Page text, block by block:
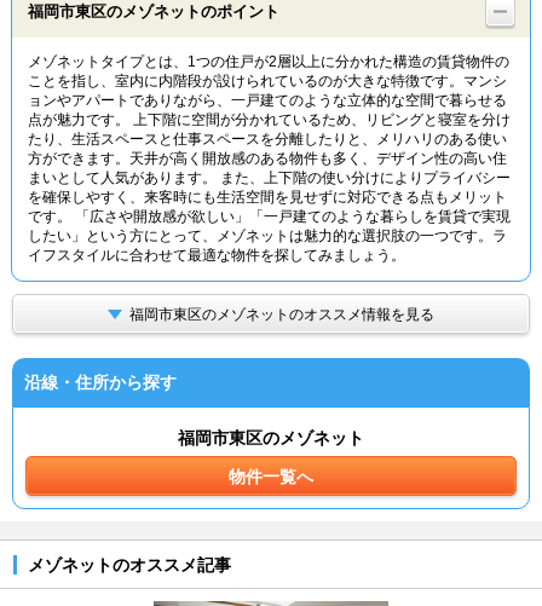
TOP
福岡市東区のメゾネットのポイント
メゾネットタイプとは、1つの住戸が2層以上に分かれた構造の賃貸物件の
ことを指し、室内に内階段が設けられているのが大きな特徴です。マンシ
ョンやアパートでありながら、一戸建てのような立体的な空間で暮らせる
点が魅力です。 上下階に空間が分かれているため、リビングと寝室を分け
たり、生活スペースと仕事スペースを分離したりと、メリハリのある使い
方ができます。天井が高く開放感のある物件も多く、デザイン性の高い住
まいとして人気があります。 また、上下階の使い分けによりプライバシー
を確保しやすく、来客時にも生活空間を見せずに対応できる点もメリット
です。 「広さや開放感が欲しい」「一戸建てのような暮らしを賃貸で実現
したい」という方にとって、メゾネットは魅力的な選択肢の一つです。ラ
イフスタイルに合わせて最適な物件を探してみましょう。
福岡市東区のメゾネットのオススメ情報を見る
沿線・住所から探す
福岡市東区のメゾネット
物件一覧へ
メゾネットのオススメ記事